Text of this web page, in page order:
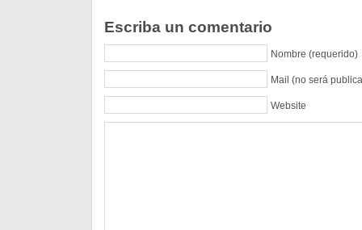
Escriba un comentario
Nombre (requerido)
Mail (no será
Website